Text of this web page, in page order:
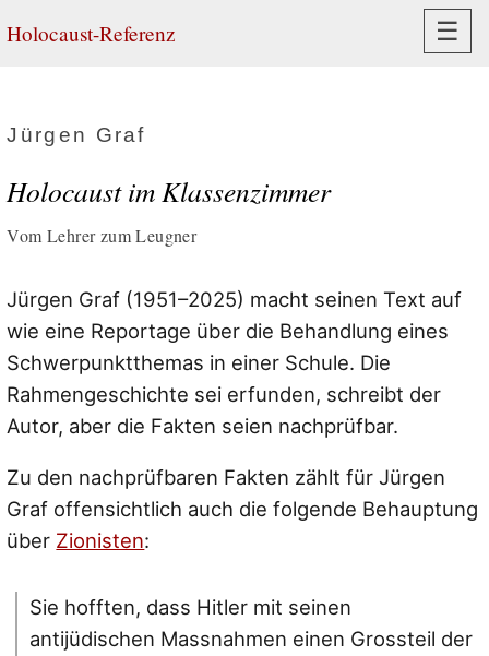
Holocaust-Referenz ☰
Jürgen Graf
Holocaust im Klassenzimmer
Vom Lehrer zum Leugner
Jürgen Graf (1951–2025) macht seinen Text auf
wie eine Reportage über die Behandlung eines
Schwerpunktthemas in einer Schule. Die
Rahmengeschichte sei erfunden, schreibt der
Autor, aber die Fakten seien nachprüfbar.
Zu den nachprüfbaren Fakten zählt für Jürgen
Graf offensichtlich auch die folgende Behauptung
über Zionisten:
Sie hofften, dass Hitler mit seinen
antijüdischen Massnahmen einen Grossteil der